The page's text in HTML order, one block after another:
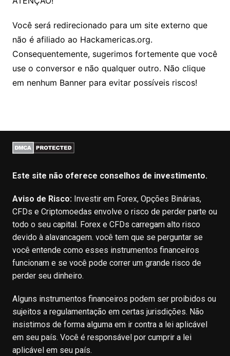
Você será redirecionado para um site externo que
não é afiliado ao Hackamericas.org.
Consequentemente, sugerimos fortemente que você
use o conversor e não qualquer outro. Não clique
em nenhum Banner para evitar possíveis riscos!
Este site não oferece conselhos de investimento.
Aviso de Risco:Investir em Forex, Opções Binárias,
CFDs e Criptomoedas envolve o risco de perder parte ou
todo o seu capital. Forex e CFDs carregam alto risco
devido à alavancagem. você tem que se perguntar se
você entende como esses instrumentos financeiros
funcionam e se você pode correr um grande risco de
perder seu dinheiro.
Alguns instrumentos financeiros podem ser proibidos ou
sujeitos a regulamentação em certas jurisdições. Não
insistimos de forma alguma em ir contra a lei aplicável
em seu país. Você é responsável por cumprir a lei
aplicável em seu país.